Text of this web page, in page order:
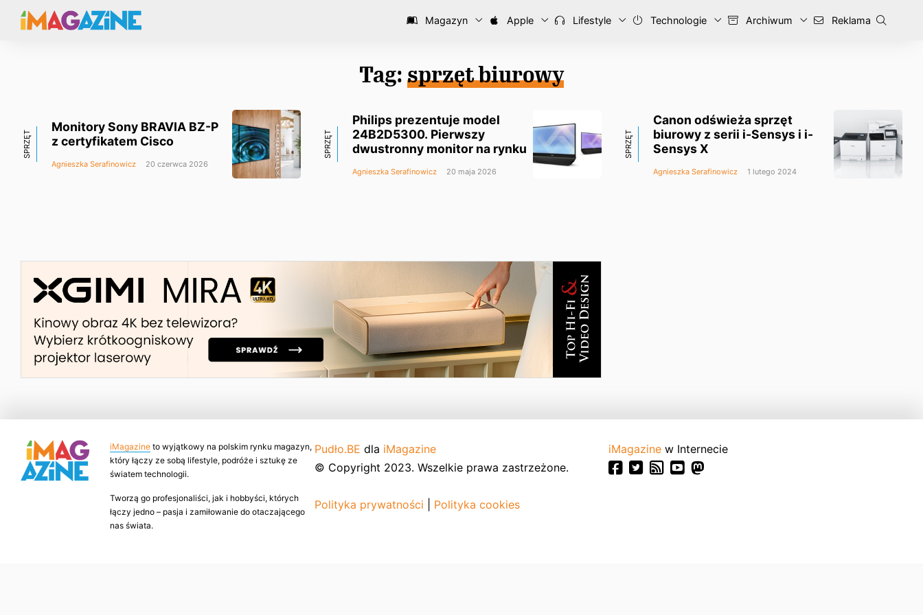
Magazyn Apple Lifestyle Technologie Archiwum Reklama
Tag: sprzęt biurowy
SPRZĘT
Monitory Sony BRAVIA BZ-P
z certyfikatem Cisco
Agnieszka Serafinowicz 20 czerwca 2026
SPRZĘT
Philips prezentuje model
24B2D5300. Pierwszy
dwustronny monitor na rynku
Agnieszka Serafinowicz 20 maja 2026
SPRZĘT
Canon odświeża sprzęt
biurowy z serii i-Sensys i i-
Sensys X
Agnieszka Serafinowicz 1 lutego 2024
iMagazine to wyjątkowy na polskim rynku magazyn,
który łączy ze sobą lifestyle, podróże i sztukę ze
światem technologii.
Tworzą go profesjonaliści, jak i hobbyści, których
łączy jedno – pasja i zamiłowanie do otaczającego
nas świata.
Pudło.BE dla iMagazine
© Copyright 2023. Wszelkie prawa zastrzeżone.
Polityka prywatności Polityka cookies
iMagazine w Internecie